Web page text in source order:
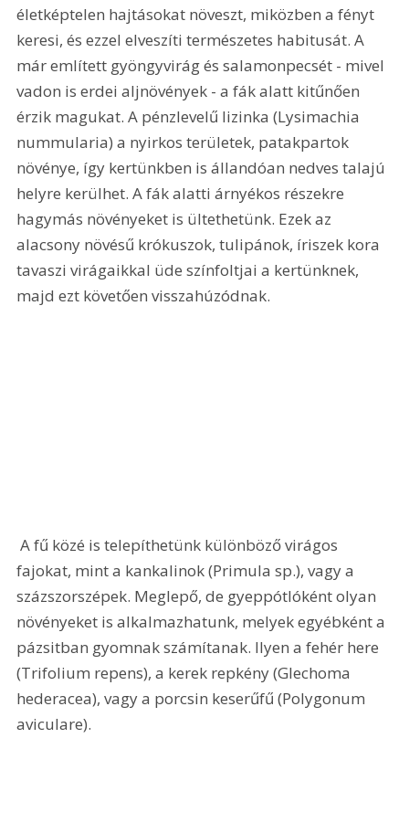
életképtelen hajtásokat növeszt, miközben a fényt
keresi, és ezzel elveszíti természetes habitusát. A
már említett gyöngyvirág és salamonpecsét - mivel
vadon is erdei aljnövények - a fák alatt kitűnően
érzik magukat. A pénzlevelű lizinka (Lysimachia
nummularia) a nyirkos területek, patakpartok
növénye, így kertünkben is állandóan nedves talajú
helyre kerülhet. A fák alatti árnyékos részekre
hagymás növényeket is ültethetünk. Ezek az
alacsony növésű krókuszok, tulipánok, íriszek kora
tavaszi virágaikkal üde színfoltjai a kertünknek,
majd ezt követően visszahúzódnak.
A fű közé is telepíthetünk különböző virágos
fajokat, mint a kankalinok (Primula sp.), vagy a
százszorszépek. Meglepő, de gyeppótlóként olyan
növényeket is alkalmazhatunk, melyek egyébként a
pázsitban gyomnak számítanak. Ilyen a fehér here
(Trifolium repens), a kerek repkény (Glechoma
hederacea), vagy a porcsin keserűfű (Polygonum
aviculare).